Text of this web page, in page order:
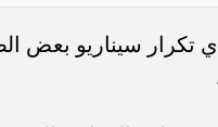
تكرار سيناريو بعض